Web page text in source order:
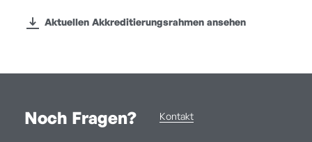
Aktuellen Akkreditierungsrahmen ansehen
Noch Fragen? Kontakt